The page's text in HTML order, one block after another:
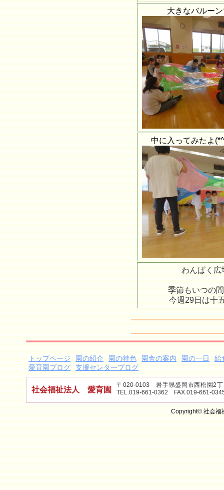
大きなバルー
中に入ってみたよ
わんぱく
季節もいつの
今週29日は十
トップページ 園の紹介 園の特色 園舎の案内 園の一日
給
愛育園ブログ
支援センターブログ
社会福祉法人 愛育園
〒020-0103 岩手県盛岡市西松園
TEL.019-661-0362 FAX.019-661-
Copyright© 社会福